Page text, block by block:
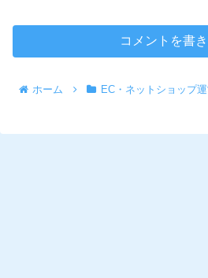
コメントを書
ホーム EC・ネットショップ